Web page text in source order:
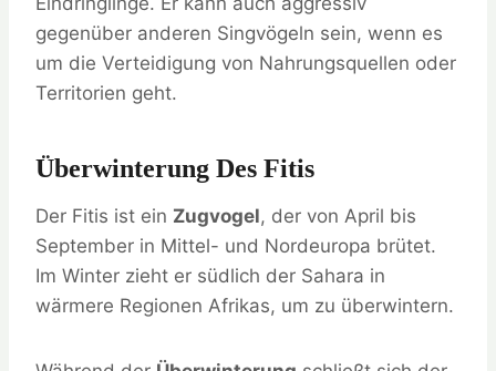
gegenüber anderen Singvögeln sein, wenn es
um die Verteidigung von Nahrungsquellen oder
Territorien geht.
Überwinterung Des Fitis
Der Fitis ist ein Zugvogel, der von April bis
September in Mittel- und Nordeuropa brütet.
Im Winter zieht er südlich der Sahara in
wärmere Regionen Afrikas, um zu überwintern.